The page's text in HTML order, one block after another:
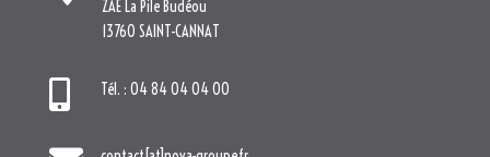
ZAE La Pile Budéou
13760 SAINT-CANNAT
 Tél. : 04 84 04 04 00